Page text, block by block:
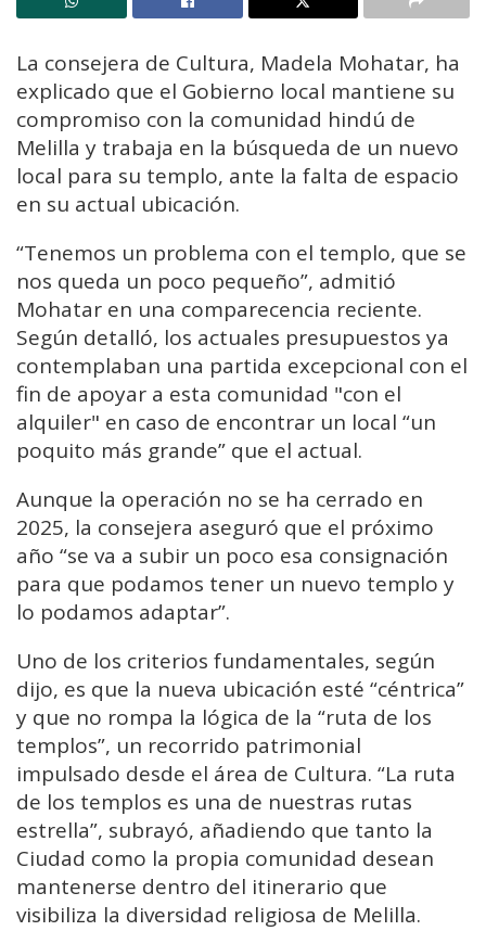
La consejera de Cultura, Madela Mohatar, ha
explicado que el Gobierno local mantiene su
compromiso con la comunidad hindú de
Melilla y trabaja en la búsqueda de un nuevo
local para su templo, ante la falta de espacio
en su actual ubicación.
“Tenemos un problema con el templo, que se
nos queda un poco pequeño”, admitió
Mohatar en una comparecencia reciente.
Según detalló, los actuales presupuestos ya
contemplaban una partida excepcional con el
fin de apoyar a esta comunidad "con el
alquiler" en caso de encontrar un local “un
poquito más grande” que el actual.
Aunque la operación no se ha cerrado en
2025, la consejera aseguró que el próximo
año “se va a subir un poco esa consignación
para que podamos tener un nuevo templo y
lo podamos adaptar”.
Uno de los criterios fundamentales, según
dijo, es que la nueva ubicación esté “céntrica”
y que no rompa la lógica de la “ruta de los
templos”, un recorrido patrimonial
impulsado desde el área de Cultura. “La ruta
de los templos es una de nuestras rutas
estrella”, subrayó, añadiendo que tanto la
Ciudad como la propia comunidad desean
mantenerse dentro del itinerario que
visibiliza la diversidad religiosa de Melilla.